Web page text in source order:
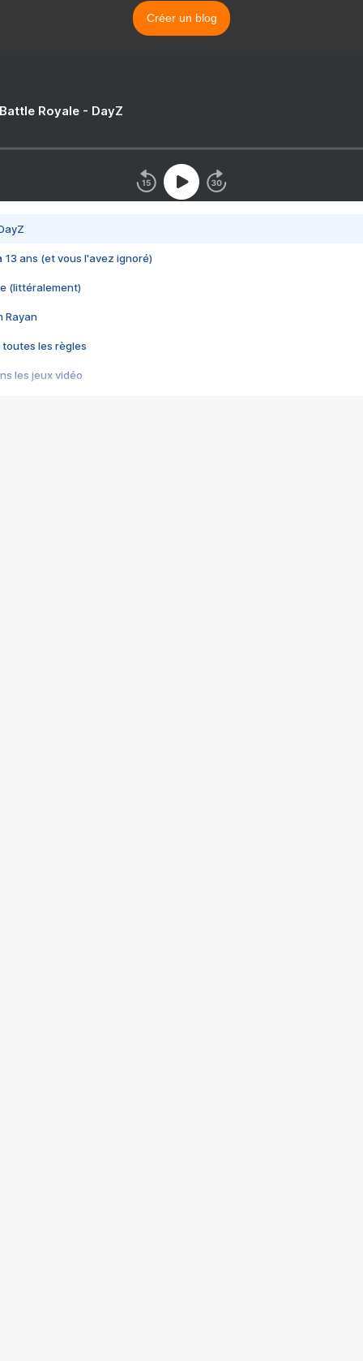
Créer un blog
Royale - DayZ
13 ans (et vous l'avez ignoré)
(littéralement)
Rayan
toutes les règles
les jeux vidéo